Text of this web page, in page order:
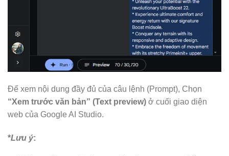
Để xem nội dung đầy đủ của câu lệnh (Prompt), Chọn
“Xem trước văn bản” (Text preview) ở cuối giao diện
web của Google AI Studio.
*Lưu ý: